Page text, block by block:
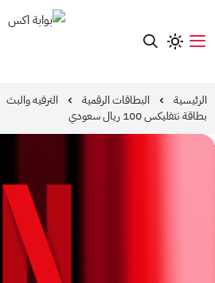
الرئيسية البطاقات الرقمية الترفيه والبث
بطاقة نتفليكس 100 ريال سعودي